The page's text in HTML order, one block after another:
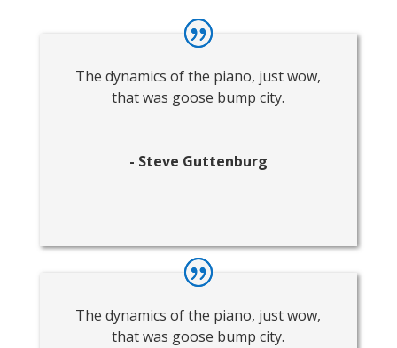
The dynamics of the piano, just wow,
that was goose bump city.
- Steve Guttenburg
The dynamics of the piano, just wow,
that was goose bump city.